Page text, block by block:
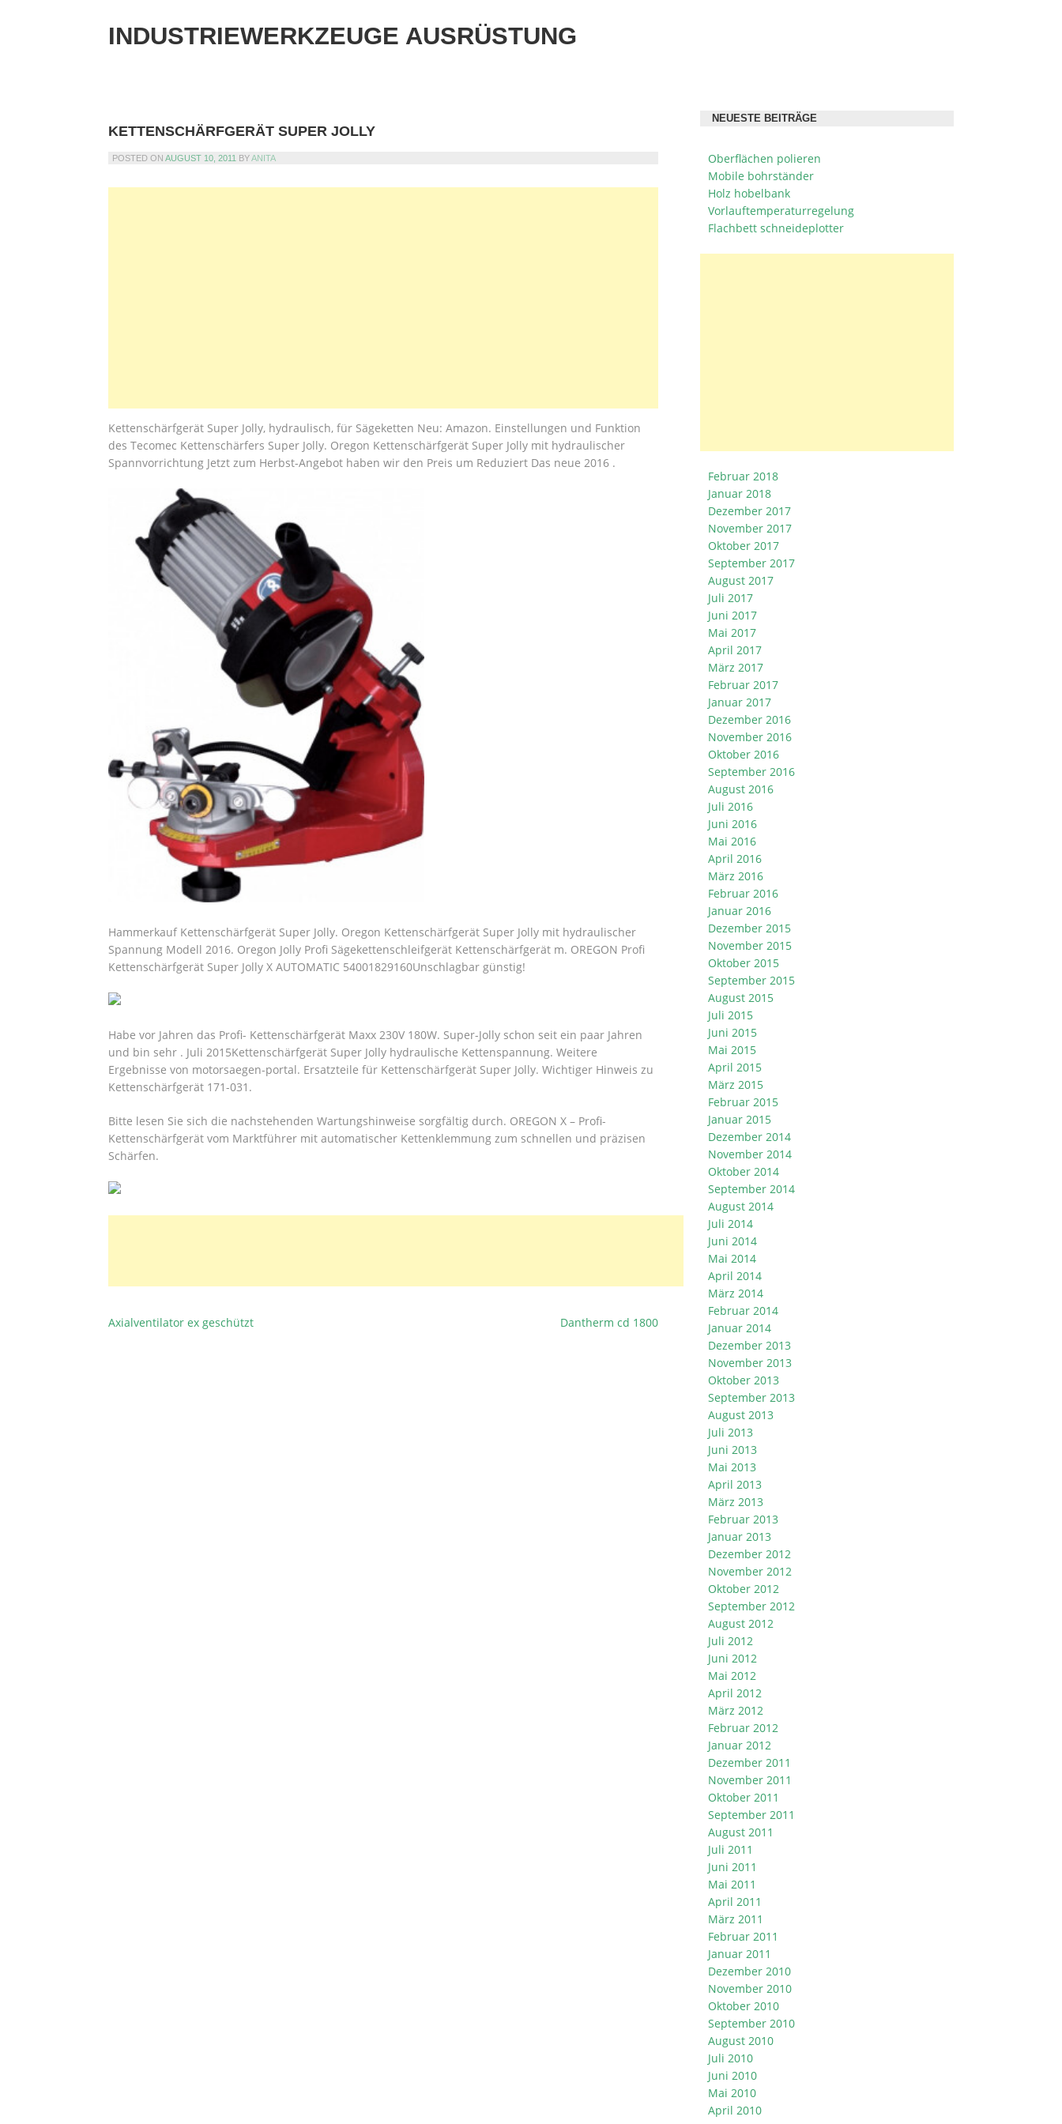
INDUSTRIEWERKZEUGE AUSRÜSTUNG
KETTENSCHÄRFGERÄT SUPER JOLLY
POSTED ON AUGUST 10, 2011 BYANITA
Kettenschärfgerät Super Jolly, hydraulisch, für Sägeketten Neu: Amazon. Einstellungen und Funktion
des Tecomec Kettenschärfers Super Jolly. Oregon Kettenschärfgerät Super Jolly mit hydraulischer
Spannvorrichtung Jetzt zum Herbst-Angebot haben wir den Preis um Reduziert Das neue 2016 .
Hammerkauf Kettenschärfgerät Super Jolly. Oregon Kettenschärfgerät Super Jolly mit hydraulischer
Spannung Modell 2016. Oregon Jolly Profi Sägekettenschleifgerät Kettenschärfgerät m. OREGON Profi
Kettenschärfgerät Super Jolly X AUTOMATIC 54001829160Unschlagbar günstig!
Habe vor Jahren das Profi- Kettenschärfgerät Maxx 230V 180W. Super-Jolly schon seit ein paar Jahren
und bin sehr . Juli 2015Kettenschärfgerät Super Jolly hydraulische Kettenspannung. Weitere
Ergebnisse von motorsaegen-portal. Ersatzteile für Kettenschärfgerät Super Jolly. Wichtiger Hinweis zu
Kettenschärfgerät 171-031.
Bitte lesen Sie sich die nachstehenden Wartungshinweise sorgfältig durch. OREGON X – Profi-
Kettenschärfgerät vom Marktführer mit automatischer Kettenklemmung zum schnellen und präzisen
Schärfen.
BEITRAGSNAVIGATION
Axialventilator ex geschützt Dantherm cd 1800
NEUESTE BEITRÄGE
Oberflächen polieren
Mobile bohrständer
Holz hobelbank
Vorlauftemperaturregelung
Flachbett schneideplotter
Februar 2018
Januar 2018
Dezember 2017
November 2017
Oktober 2017
September 2017
August 2017
Juli 2017
Juni 2017
Mai 2017
April 2017
März 2017
Februar 2017
Januar 2017
Dezember 2016
November 2016
Oktober 2016
September 2016
August 2016
Juli 2016
Juni 2016
Mai 2016
April 2016
März 2016
Februar 2016
Januar 2016
Dezember 2015
November 2015
Oktober 2015
September 2015
August 2015
Juli 2015
Juni 2015
Mai 2015
April 2015
März 2015
Februar 2015
Januar 2015
Dezember 2014
November 2014
Oktober 2014
September 2014
August 2014
Juli 2014
Juni 2014
Mai 2014
April 2014
März 2014
Februar 2014
Januar 2014
Dezember 2013
November 2013
Oktober 2013
September 2013
August 2013
Juli 2013
Juni 2013
Mai 2013
April 2013
März 2013
Februar 2013
Januar 2013
Dezember 2012
November 2012
Oktober 2012
September 2012
August 2012
Juli 2012
Juni 2012
Mai 2012
April 2012
März 2012
Februar 2012
Januar 2012
Dezember 2011
November 2011
Oktober 2011
September 2011
August 2011
Juli 2011
Juni 2011
Mai 2011
April 2011
März 2011
Februar 2011
Januar 2011
Dezember 2010
November 2010
Oktober 2010
September 2010
August 2010
Juli 2010
Juni 2010
Mai 2010
April 2010